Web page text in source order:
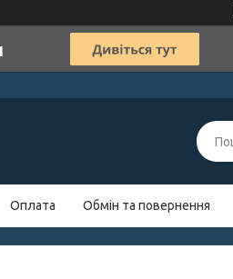
Оплата Обмін та повернення